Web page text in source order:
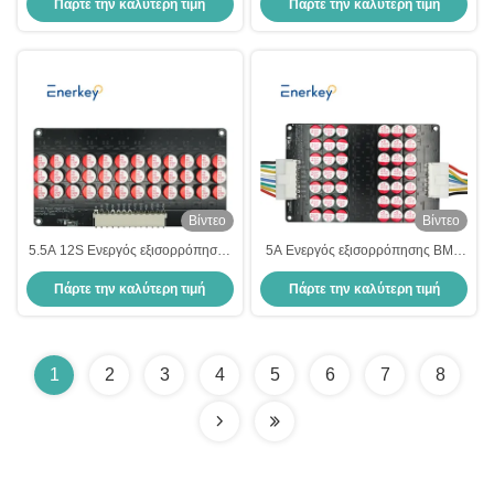
Βαθμολογητής κυψελών
μπαταρίας για ηλεκτρονικό
Πάρτε την καλύτερη τιμή
ενεργός ισορροπιστής μπαταρίας
Πάρτε την καλύτερη τιμή
Βίντεο
5.5Α 12S Ενεργός εξισορρόπησης
ισορροπίας Lifepo4 Lithium Ion
LTO Lithium Battery
Πάρτε την καλύτερη τιμή
Βίντεο
5A Ενεργός εξισορρόπησης BMS
9S - 14S 48V 36V Ενεργός
εξισορρόπησης για έξυπνο σπίτι
Πάρτε την καλύτερη τιμή
1 2 3 4 5 6 7 8